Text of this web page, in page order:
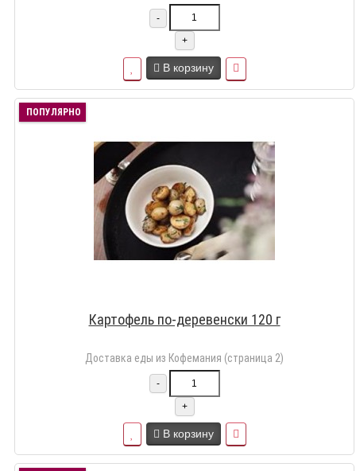
-
+
В корзину
ПОПУЛЯРНО
Картофель по-деревенски 120 г
Доставка еды из Кофемания (страница 2)
-
+
В корзину